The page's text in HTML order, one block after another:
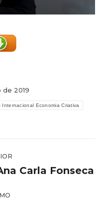
de 2019
Internacional Economia Criativa
Carla Fonseca